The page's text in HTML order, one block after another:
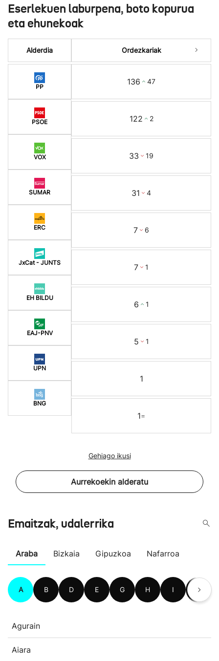
Eserlekuen laburpena, boto kopurua
eta ehunekoak
Alderdia
PP
PSOE
VOX
SUMAR
ERC
JxCat - JUNTS
EH BILDU
EAJ-PNV
UPN
BNG
Ordezkariak
136 47
122 2
33 19
31 4
7 6
7 1
6 1
5 1
1
1=
Gehiago ikusi
Aurrekoekin alderatu
Emaitzak, udalerrika
Araba Bizkaia Gipuzkoa Nafarroa
A B D E G H I K
Agurain
Aiara